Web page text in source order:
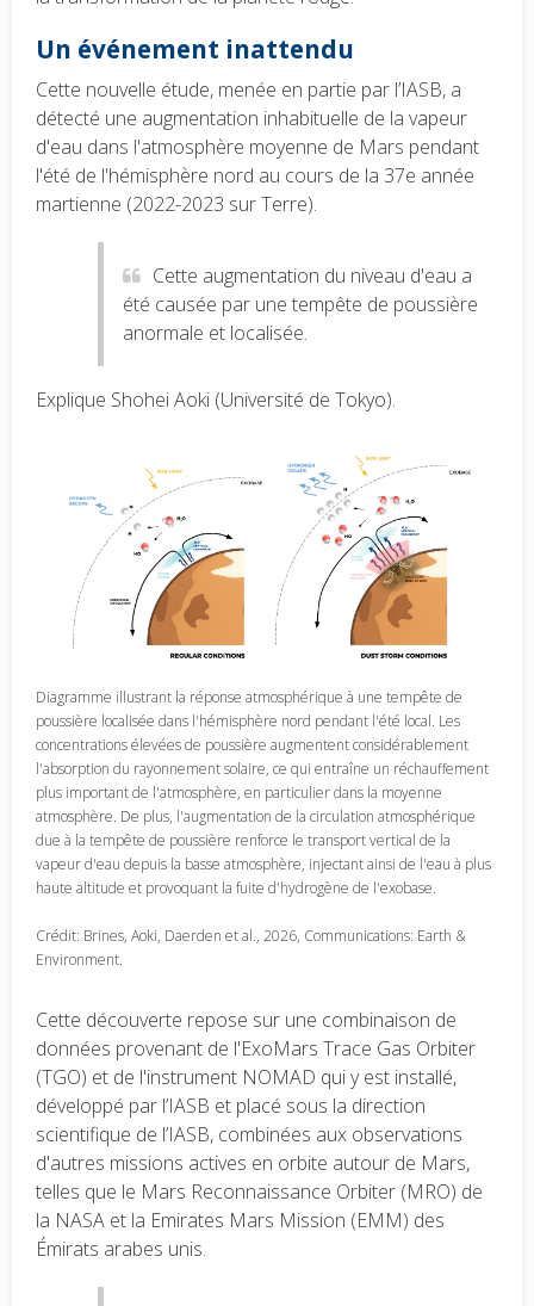
Un événement inattendu
Cette nouvelle étude, menée en partie par l’IASB, a
détecté une augmentation inhabituelle de la vapeur
d'eau dans l'atmosphère moyenne de Mars pendant
l'été de l'hémisphère nord au cours de la 37e année
martienne (2022-2023 sur Terre).
Cette augmentation du niveau d'eau a
été causée par une tempête de poussière
anormale et localisée.
Explique Shohei Aoki (Université de Tokyo).
Diagramme illustrant la réponse atmosphérique à une tempête de
poussière localisée dans l'hémisphère nord pendant l'été local. Les
concentrations élevées de poussière augmentent considérablement
l'absorption du rayonnement solaire, ce qui entraîne un réchauffement
plus important de l'atmosphère, en particulier dans la moyenne
atmosphère. De plus, l'augmentation de la circulation atmosphérique
due à la tempête de poussière renforce le transport vertical de la
vapeur d'eau depuis la basse atmosphère, injectant ainsi de l'eau à plus
haute altitude et provoquant la fuite d'hydrogène de l'exobase.
Crédit: Brines, Aoki, Daerden et al., 2026, Communications: Earth &
Environment.
Cette découverte repose sur une combinaison de
données provenant de l'ExoMars Trace Gas Orbiter
(TGO) et de l'instrument NOMAD qui y est installé,
développé par l’IASB et placé sous la direction
scientifique de l’IASB, combinées aux observations
d'autres missions actives en orbite autour de Mars,
telles que le Mars Reconnaissance Orbiter (MRO) de
la NASA et la Emirates Mars Mission (EMM) des
Émirats arabes unis.